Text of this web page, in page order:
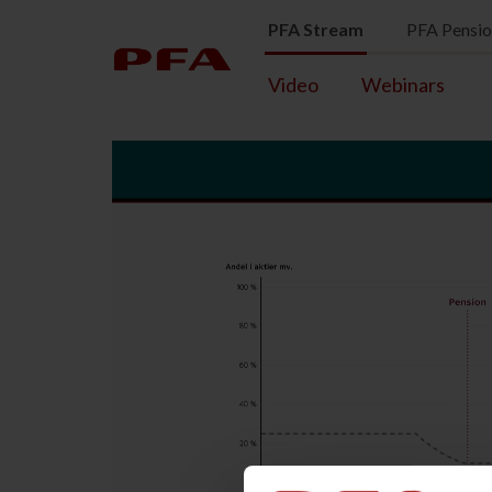
PFA Stream PFA
Video Webinars